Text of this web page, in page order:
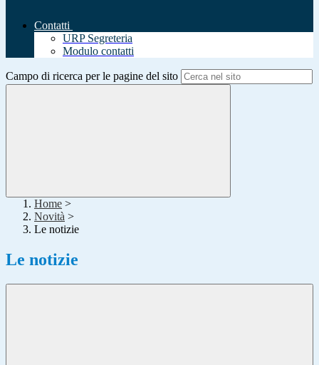
Contatti
URP Segreteria
Modulo contatti
Campo di ricerca per le pagine del sito
Home >
Novità >
Le notizie
Le notizie